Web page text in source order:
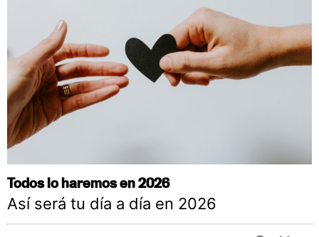
Todos lo haremos en 2026
Así será tu día a día en 2026